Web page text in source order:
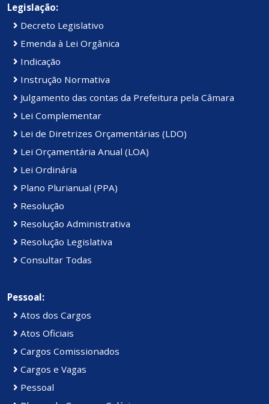
Legislação:
Decreto Legislativo
Emenda à Lei Orgânica
Indicação
Instrução Normativa
Julgamento das contas da Prefeitura pela Câmara
Lei Complementar
Lei de Diretrizes Orçamentárias (LDO)
Lei Orçamentária Anual (LOA)
Lei Ordinária
Plano Plurianual (PPA)
Resolução
Resolução Administrativa
Resolução Legislativa
Consultar Todas
Pessoal:
Atos dos Cargos
Atos Oficiais
Cargos Comissionados
Cargos e Vagas
Pessoal